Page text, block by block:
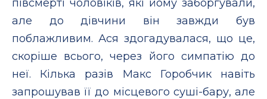
півсмерті чоловіків, які йому заборгували,
але до дівчини він завжди був
поблажливим. Ася здогадувалася, що це,
скоріше всього, через його симпатію до
неї. Кілька разів Макс Горобчик навіть
запрошував її до місцевого суші-бару, але